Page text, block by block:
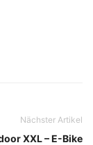
Nächster Artikel
XXL – E-Bike